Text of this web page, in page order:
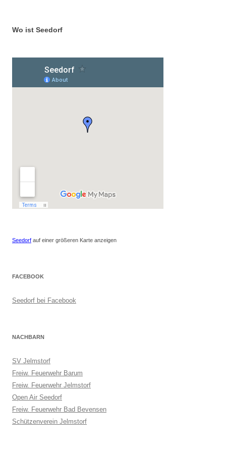
Wo ist Seedorf
Seedorf auf einer größeren Karte anzeigen
FACEBOOK
Seedorf bei Facebook
NACHBARN
SV Jelmstorf
Freiw. Feuerwehr Barum
Freiw. Feuerwehr Jelmstorf
Open Air Seedorf
Freiw. Feuerwehr Bad Bevensen
Schützenverein Jelmstorf